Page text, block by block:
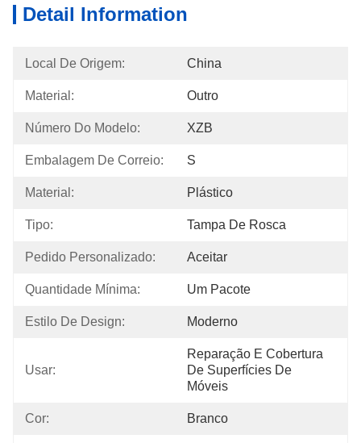
Detail Information
Local De Origem: China
Material: Outro
Número Do Modelo: XZB
Embalagem De Correio: S
Material: Plástico
Tipo: Tampa De Rosca
Pedido Personalizado: Aceitar
Quantidade Mínima: Um Pacote
Estilo De Design: Moderno
Usar:
Reparação E Cobertura
De Superfícies De
Móveis
Cor: Branco